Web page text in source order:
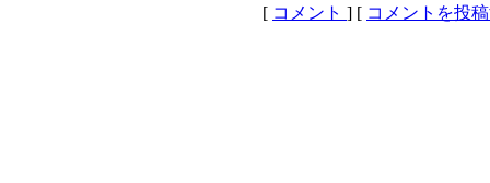
[ コメント ] [ コメントを投